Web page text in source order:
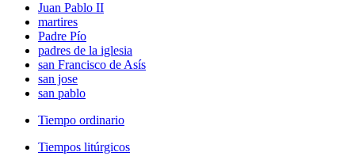
Juan Pablo II
martires
Padre Pío
padres de la iglesia
san Francisco de Asís
san jose
san pablo
Tiempo ordinario
Tiempos litúrgicos